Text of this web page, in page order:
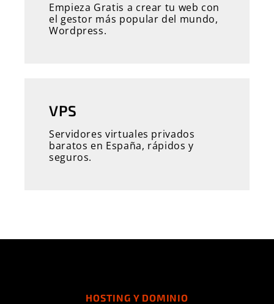
Empieza Gratis a crear tu web con
el gestor más popular del mundo,
Wordpress.
VPS
Servidores virtuales privados
baratos en España, rápidos y
seguros.
HOSTING Y DOMINIO